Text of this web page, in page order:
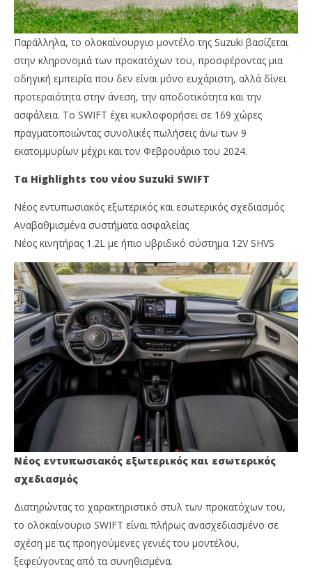
Παράλληλα, το ολοκαίνουργιο μοντέλο της Suzuki βασίζεται
στην κληρονομιά των προκατόχων του, προσφέροντας μια
οδηγική εμπειρία που δεν είναι μόνο ευχάριστη, αλλά δίνει
προτεραιότητα στην άνεση, την αποδοτικότητα και την
ασφάλεια. Το SWIFT έχει κυκλοφορήσει σε 169 χώρες
πραγματοποιώντας συνολικές πωλήσεις άνω των 9
εκατομμυρίων μέχρι και τον Φεβρουάριο του 2024.
Τα Highlights του νέου Suzuki SWIFT
Νέος εντυπωσιακός εξωτερικός και εσωτερικός σχεδιασμός
Αναβαθμισμένα συστήματα ασφαλείας
Νέος κινητήρας 1.2L με ήπιο υβριδικό σύστημα 12V SHVS
Νέος εντυπωσιακός εξωτερικός και εσωτερικός
σχεδιασμός
Διατηρώντας το χαρακτηριστικό στυλ των προκατόχων του,
το ολοκαίνουριο SWIFT είναι πλήρως ανασχεδιασμένο σε
σχέση με τις προηγούμενες γενιές του μοντέλου,
ξεφεύγοντας από τα συνηθισμένα.